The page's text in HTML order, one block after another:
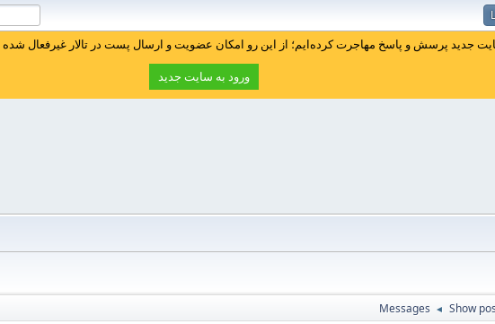
جدید پرسش و پاسخ مهاجرت کرده‌ایم؛ از این رو امکان عضویت و ارسال پست در تالار غیرفعال
ورود به سایت جدید
Show
◄
Messages